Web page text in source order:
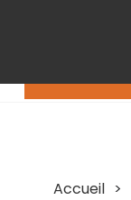
Accueil >